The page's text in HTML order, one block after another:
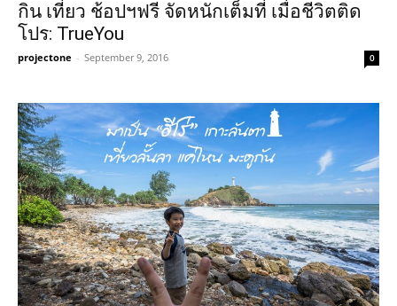
กิน เที่ยว ช้อปฯฟรี จัดหนักเต็มที่ เมื่อชีวิตติด
โปร: TrueYou
projectone - September 9, 2016 0